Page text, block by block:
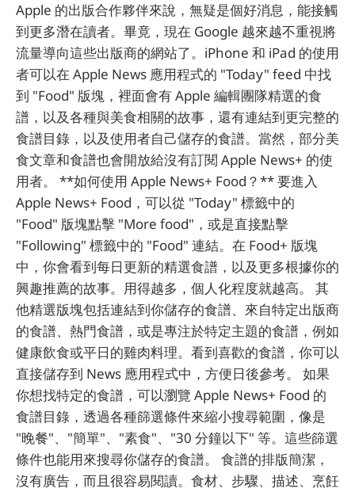
Apple 的出版合作夥伴來說，無疑是個好消息，能接觸
到更多潛在讀者。畢竟，現在 Google 越來越不重視將
流量導向這些出版商的網站了。iPhone 和 iPad 的使用
者可以在 Apple News 應用程式的 "Today" feed 中找
到 "Food" 版塊，裡面會有 Apple 編輯團隊精選的食
譜，以及各種與美食相關的故事，還有連結到更完整的
食譜目錄，以及使用者自己儲存的食譜。當然，部分美
食文章和食譜也會開放給沒有訂閱 Apple News+ 的使
用者。 **如何使用 Apple News+ Food？** 要進入
Apple News+ Food，可以從 "Today" 標籤中的
"Food" 版塊點擊 "More food"，或是直接點擊
"Following" 標籤中的 "Food" 連結。在 Food+ 版塊
中，你會看到每日更新的精選食譜，以及更多根據你的
興趣推薦的故事。用得越多，個人化程度就越高。 其
他精選版塊包括連結到你儲存的食譜、來自特定出版商
的食譜、熱門食譜，或是專注於特定主題的食譜，例如
健康飲食或平日的雞肉料理。看到喜歡的食譜，你可以
直接儲存到 News 應用程式中，方便日後參考。 如果
你想找特定的食譜，可以瀏覽 Apple News+ Food 的
食譜目錄，透過各種篩選條件來縮小搜尋範圍，像是
"晚餐"、"簡單"、"素食"、"30 分鐘以下" 等。這些篩選
條件也能用來搜尋你儲存的食譜。 食譜的排版簡潔，
沒有廣告，而且很容易閱讀。食材、步驟、描述、烹飪